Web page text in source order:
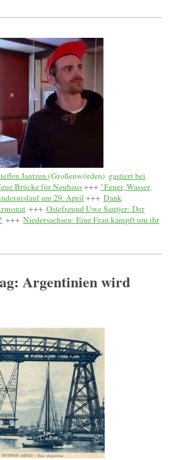
Jantzen (Großenwörden) gastiert bei
Brücke für Neuhaus+++ "Feuer, Wasser,
am 29. April +++ Dank
+++ Ostefreund Uwe Santjer: Der
+++ Niedersachsen: Eine Frau kämpft um ihr
Argentinien wird